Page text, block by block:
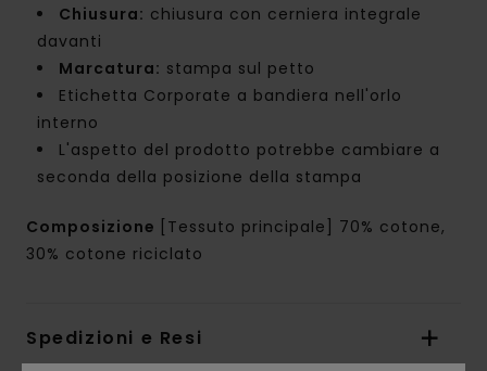
Chiusura: chiusura con cerniera integrale
davanti
Marcatura: stampa sul petto
Etichetta Corporate a bandiera nell'orlo
interno
L'aspetto del prodotto potrebbe cambiare a
seconda della posizione della stampa
Composizione
[Tessuto principale] 70% cotone,
30% cotone riciclato
Spedizioni e Resi